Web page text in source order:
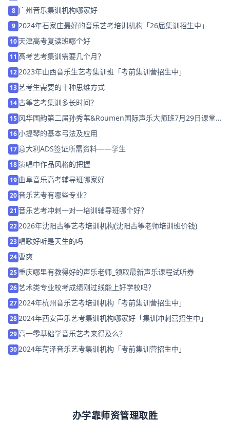
8 广州音乐集训机构哪家好
9 2024年石家庄最好的音乐艺考培训机构「26届集训招生中」
10 天津高考复读班哪个好
11 高考艺考集训需要几个月？
12 2023年山西音乐生艺考集训班「考前集训营招生中」
13艺考生需要的十种思维方式
14古筝艺考集训多长时间？
15 风华国韵第二届孙秀苇&Roumen国际声乐大师班7月29日课堂
花絮
16小提琴的基本弓法及应用
17 意大利ADS签证所需资料――学生
18演唱中作品风格的把握
19 曲阜音乐高考辅导班哪家好
20音乐艺考有哪些专业？
21 音乐艺考冲刺一对一培训辅导班哪个好？
22 2026年沈阳古筝艺考培训机构(沈阳古筝老师培训班价钱)
23 唱歌好听是天生的吗
24 曹爽
25重庆哪里有教得好的声乐老师_领取最新声乐课程试听券
26艺术类专业校考成绩刚过线能上好学校吗？
27 2024年杭州音乐艺考培训机构「考前集训营招生中」
28 2024年西安声乐艺考集训机构哪家好「集训冲刺营招生中」
29高一零基础学音乐艺考来得及么？
30 2024年菏泽音乐艺考集训机构「考前集训营招生中」
办学靠师资管理取胜